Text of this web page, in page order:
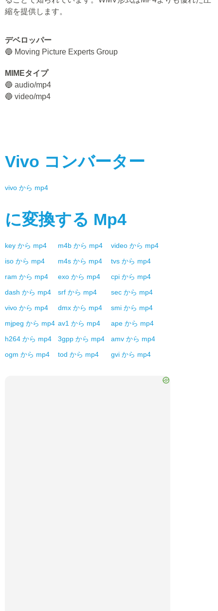
縮を提供します。
デベロッパー
🔵 Moving Picture Experts Group
MIMEタイプ
🔵 audio/mp4
🔵 video/mp4
Vivo コンバーター
vivo から mp4
に変換する Mp4
key から mp4 m4b から mp4 video から mp4
iso から mp4 m4s から mp4 tvs から mp4
ram から mp4 exo から mp4 cpi から mp4
dash から mp4 srf から mp4 sec から mp4
vivo から mp4 dmx から mp4 smi から mp4
mjpeg から mp4 av1 から mp4 ape から mp4
h264 から mp4 3gpp から mp4 amv から mp4
ogm から mp4 tod から mp4 gvi から mp4